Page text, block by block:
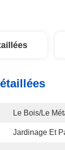
Le Bois/le
Jardinage Et